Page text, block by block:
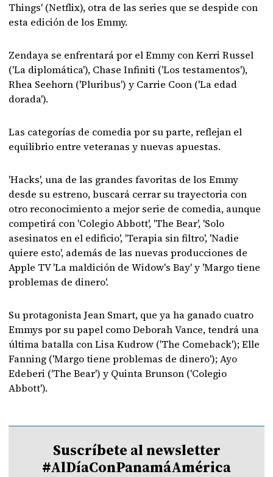
Things' (Netflix), otra de las series que se despide con
esta edición de los Emmy.
Zendaya se enfrentará por el Emmy con Kerri Russel
('La diplomática'), Chase Infiniti ('Los testamentos'),
Rhea Seehorn ('Pluribus') y Carrie Coon ('La edad
dorada').
Las categorías de comedia por su parte, reflejan el
equilibrio entre veteranas y nuevas apuestas.
'Hacks', una de las grandes favoritas de los Emmy
desde su estreno, buscará cerrar su trayectoria con
otro reconocimiento a mejor serie de comedia, aunque
competirá con 'Colegio Abbott', 'The Bear', 'Solo
asesinatos en el edificio', 'Terapia sin filtro', 'Nadie
quiere esto', además de las nuevas producciones de
Apple TV 'La maldición de Widow's Bay' y 'Margo tiene
problemas de dinero'.
Su protagonista Jean Smart, que ya ha ganado cuatro
Emmys por su papel como Deborah Vance, tendrá una
última batalla con Lisa Kudrow ('The Comeback'); Elle
Fanning ('Margo tiene problemas de dinero'); Ayo
Edeberi ('The Bear') y Quinta Brunson ('Colegio
Abbott').
Suscríbete al newsletter
#AlDíaConPanamáAmérica